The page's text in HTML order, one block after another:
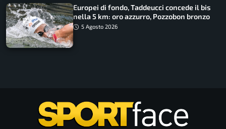
Europei di fondo, Taddeucci concede il bis
nella 5 km: oro azzurro, Pozzobon bronzo
5 Agosto 2026